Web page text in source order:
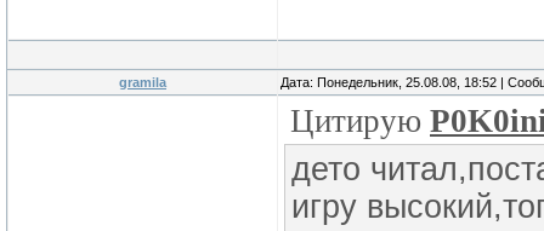
gramila Дата: Понедельник, 25.08.08, 18:52 |
Цитирую
дето
игру